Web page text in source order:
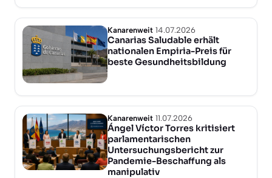
Kanarenweit 14.07.2026
Canarias Saludable erhält
nationalen Empiria-Preis für
beste Gesundheitsbildung
Kanarenweit 11.07.2026
Ángel Víctor Torres kritisiert
parlamentarischen
Untersuchungsbericht zur
Pandemie-Beschaffung als
manipulativ